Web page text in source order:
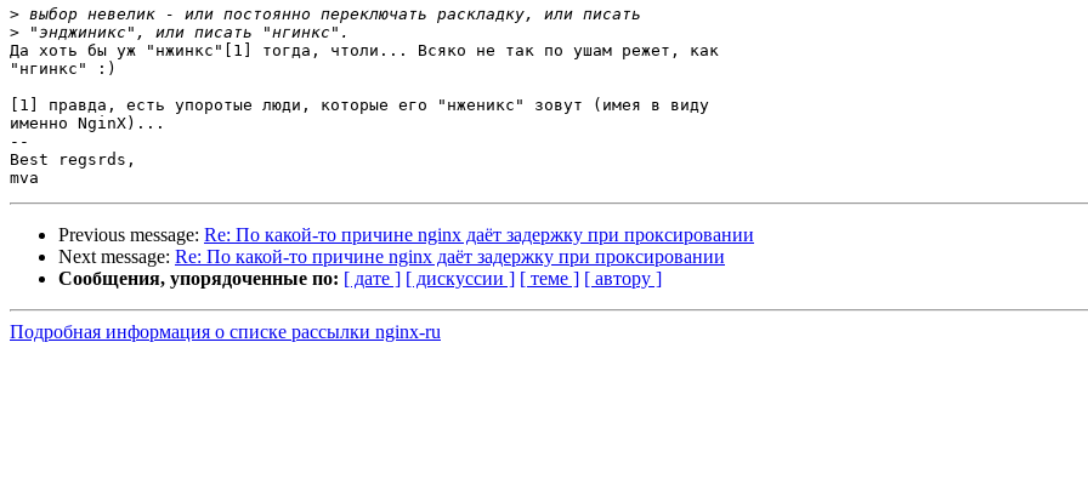
>
>
Да хоть бы уж "нжинкс"[1] тогда, чтоли... Всяко не так по ушам режет, как
"нгинкс" :)
[1] правда, есть упоротые люди, которые его "нженикс" зовут (имея в виду
именно NginX)...
--
Best regsrds,
Previous message: Re: По какой-то причине nginx даёт задержку при проксировании
Next message: Re: По какой-то причине nginx даёт задержку при проксировании
Сообщения, упорядоченные по: [ дате ] [ дискуссии ] [ теме ] [ автору ]
Подробная информация о списке рассылки nginx-ru